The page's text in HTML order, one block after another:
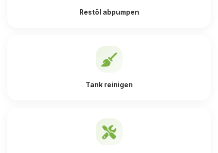
Restöl abpumpen
Tank reinigen